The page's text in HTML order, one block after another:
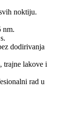
noktiju.
nm.
dodirivanja
trajne lakove i
rad u